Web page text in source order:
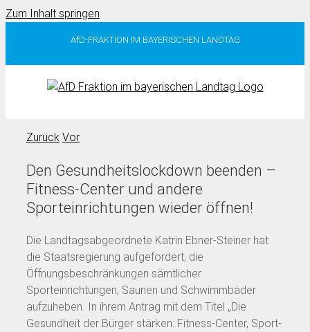
Zum Inhalt springen
AfD-FRAKTION IM BAYERISCHEN LANDTAG
Zurück Vor
Den Gesundheitslockdown beenden –
Fitness-Center und andere
Sporteinrichtungen wieder öffnen!
Die Landtagsabgeordnete Katrin Ebner-Steiner hat
die Staatsregierung aufgefordert, die
Öffnungsbeschränkungen sämtlicher
Sporteinrichtungen, Saunen und Schwimmbäder
aufzuheben. In ihrem Antrag mit dem Titel „Die
Gesundheit der Bürger stärken: Fitness-Center, Sport-